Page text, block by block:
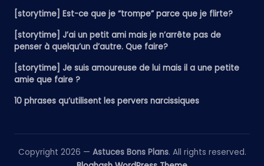
[storytime] Est-ce que je “trompe” parce que je flirte?
[storytime] J’ai un petit ami mais je n’arrête pas de
penser à quelqu’un d’autre. Que faire?
[storytime] Je suis amoureuse de lui mais il a une petite
amie que faire ?
10 phrases qu’utilisent les pervers narcissiques
Copyright 2026 — Astuces Bons Plans. All rights reserved.